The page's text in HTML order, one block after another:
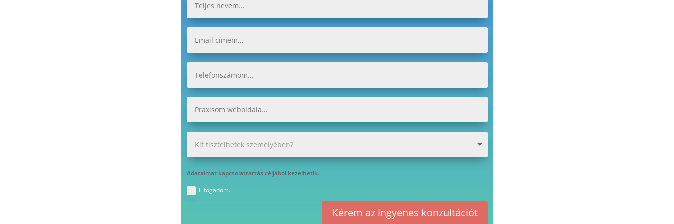
Adataimat kapcsolattartás céljából kezelhetik.
Elfogadom.
Kérem az ingyenes konzultációt